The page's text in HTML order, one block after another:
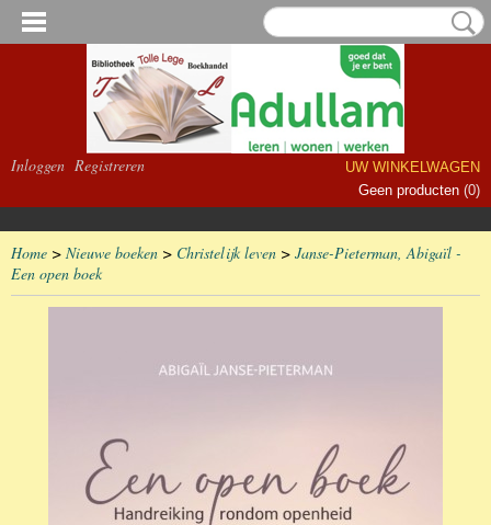
Inloggen Registreren
UW WINKELWAGEN
Geen producten (0)
Home > Nieuwe boeken > Christelijk leven > Janse-Pieterman, Abigaïl -
Een open boek